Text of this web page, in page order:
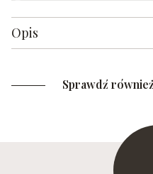
Opis
Sprawdź